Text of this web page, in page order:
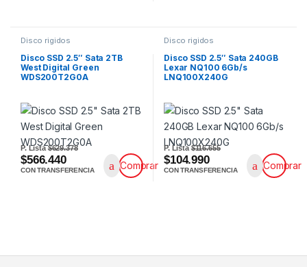
Disco rigidos
Disco SSD 2.5″ Sata 2TB
West Digital Green
WDS200T2G0A
P. Lista$629.378
$566.440
CON TRANSFERENCIA Comprar
Disco rigidos
Disco SSD 2.5″ Sata 240GB
Lexar NQ100 6Gb/s
LNQ100X240G
P. Lista$116.655
$104.990
CON TRANSFERENCIA Comprar